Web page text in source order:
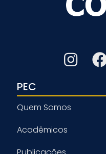
PEC
Quem Somos
Acadêmicos